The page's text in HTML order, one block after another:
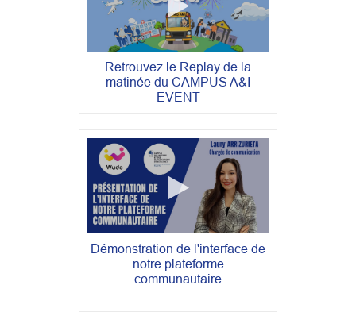
Retrouvez le Replay de la
matinée du CAMPUS A&I
EVENT
Démonstration de l'interface de
notre plateforme
communautaire